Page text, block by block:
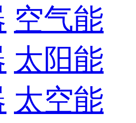
空气能
太阳能
太空能